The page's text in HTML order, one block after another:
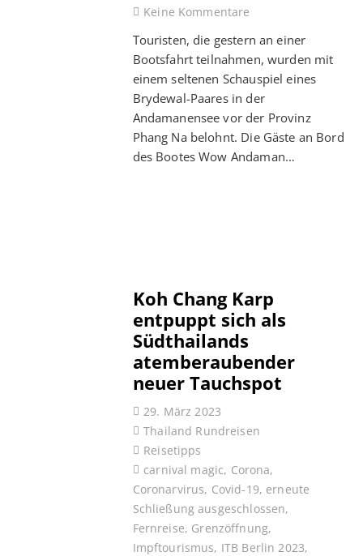
Keine Kommentare
Touristen, die gestern an einer
Bootsfahrt teilnahmen, wurden mit
einem seltenen Schauspiel eines
Brydewal-Paares in der
Andamanensee vor der Provinz
Phang Na belohnt. Die Gäste an Bord
des Bootes Wow Andaman…
Koh Chang Karp
entpuppt sich als
Südthailands
atemberaubender
neuer Tauchspot
29. März 2023
Thailand Rundreisen
Reisetipps
carnival magic, Corona,
Coronarvirus, Covid-19, erneute
Schließung ausgeschlossen,
Fernreise, Grenzöffnung,
Impftourismus, ITB Berlin 2023,